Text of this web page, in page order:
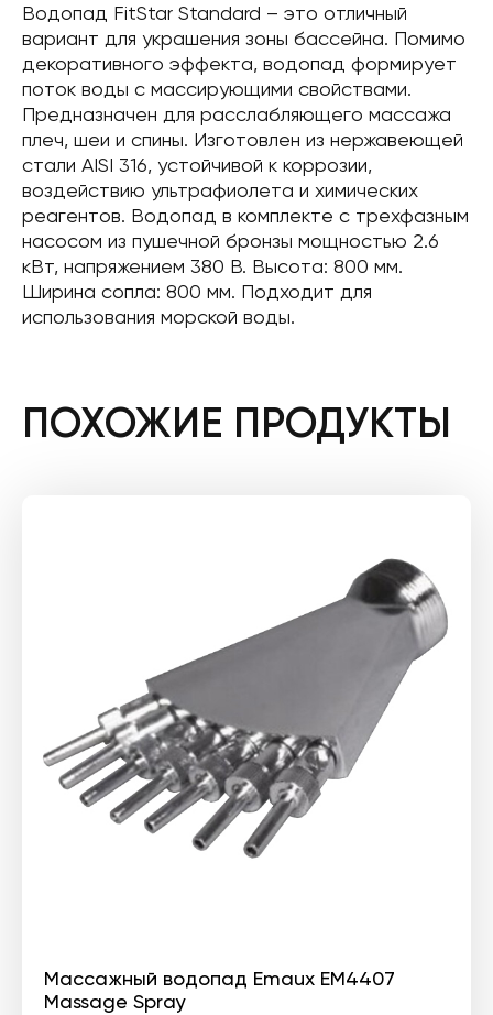
Водопад FitStar Standard – это отличный
вариант для украшения зоны бассейна. Помимо
декоративного эффекта, водопад формирует
поток воды с массирующими свойствами.
Предназначен для расслабляющего массажа
плеч, шеи и спины. Изготовлен из нержавеющей
стали AISI 316, устойчивой к коррозии,
воздействию ультрафиолета и химических
реагентов. Водопад в комплекте с трехфазным
насосом из пушечной бронзы мощностью 2.6
кВт, напряжением 380 В. Высота: 800 мм.
Ширина сопла: 800 мм. Подходит для
использования морской воды.
ПОХОЖИЕ ПРОДУКТЫ
Массажный водопад Emaux EM4407
Massage Spray